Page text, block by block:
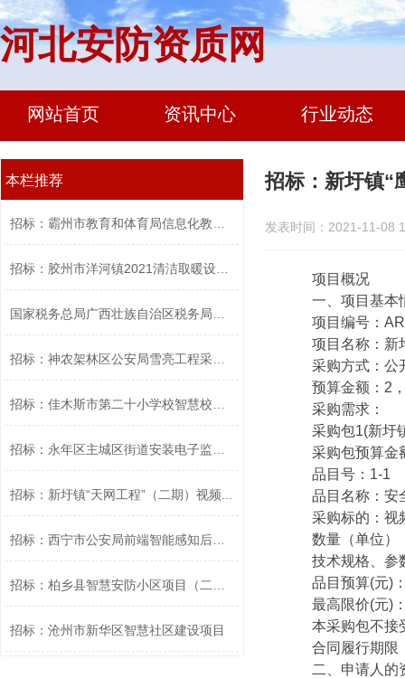
河北安防资质网
网站首页 资讯中心 行业动态
本栏推荐
招标：新圩镇“天网工程”（二期）视频...
招标：沧州市新华区智慧社区建设项目
招标：新圩镇“
发表时间：2021-11-08
项目概况
一、项目基本
项目编号：
项目名称：新圩
采购方式：公
预算金额：2，
采购需求：
采购包1(新圩镇
采购包预算金
品目号：1-1
品目名称：安
采购标的：视
数量（单位）
技术规格、参
品目预算(元)：
最高限价(元)：
本采购包不接
合同履行期限：
二、申请人的